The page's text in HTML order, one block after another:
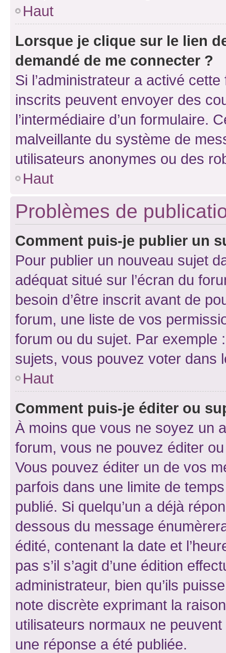
Haut
Lorsque je clique sur le lien
demandé de me connecter ?
Si l’administrateur a activé
inscrits peuvent envoyer des
l’intermédiaire d’un formulaire.
malveillante du système de
utilisateurs anonymes ou des
Haut
Problèmes de
Comment puis-je publier un
Pour publier un nouveau sujet
adéquat situé sur l’écran du
besoin d’être inscrit avant de
forum, une liste de vos
forum ou du sujet. Par exemple
sujets, vous pouvez voter dans
Haut
Comment puis-je éditer ou
À moins que vous ne soyez un
forum, vous ne pouvez éditer
Vous pouvez éditer un de vos
parfois dans une limite de
publié. Si quelqu’un a déjà
dessous du message
édité, contenant la date et
pas s’il s’agit d’une édition
administrateur, bien qu’ils
note discrète exprimant la
utilisateurs normaux ne
une réponse a été publiée.